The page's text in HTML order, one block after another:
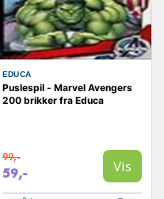
EDUCA
Puslespil - Marvel Avengers
200 brikker fra Educa
99,-
59,- Vis